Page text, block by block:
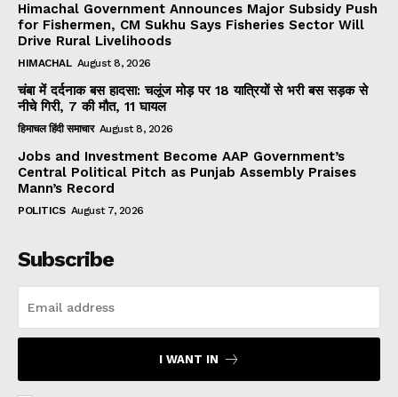
Himachal Government Announces Major Subsidy Push
for Fishermen, CM Sukhu Says Fisheries Sector Will
Drive Rural Livelihoods
HIMACHAL August 8, 2026
चंबा में दर्दनाक बस हादसा: चलूंज मोड़ पर 18 यात्रियों से भरी बस सड़क से
नीचे गिरी, 7 की मौत, 11 घायल
हिमाचल हिंदी समाचार August 8, 2026
Jobs and Investment Become AAP Government’s
Central Political Pitch as Punjab Assembly Praises
Mann’s Record
POLITICS August 7, 2026
Subscribe
I WANT IN